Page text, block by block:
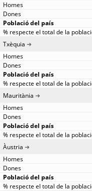
Txèquia
Mauritània
Àustria